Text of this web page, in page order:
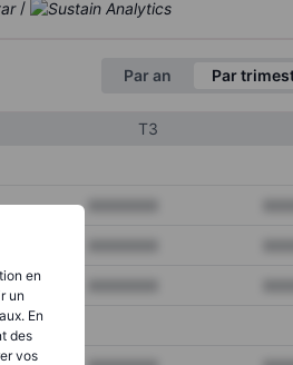
en
un
En
des
vos
/
Par an Par
T3